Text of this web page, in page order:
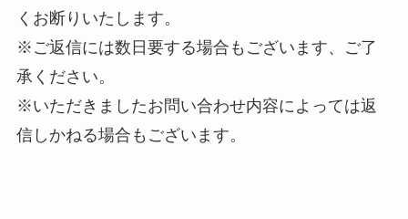
くお断りいたします。
※ご返信には数日要する場合もございます、ご了
承ください。
※いただきましたお問い合わせ内容によっては返
信しかねる場合もございます。